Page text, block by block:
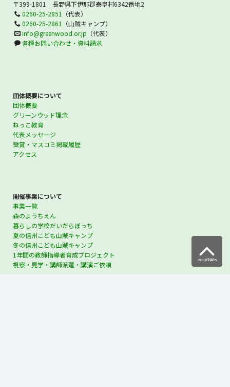
〒399-1801 長野県下伊那郡泰阜村6342番地2
0260-25-2851
（代表）
0260-25-2861
（山賊キャンプ）
info@greenwood.or.jp （代表）
各種お問い合わせ・資料請求
団体概要について
団体概要
グリーンウッド理念
ねっこ教育
代表メッセージ
受賞・マスコミ掲載履歴
アクセス
開催事業について
事業一覧
森のようちえん
暮らしの学校だいだらぼっち
夏の信州こども山賊キャンプ
冬の信州こども山賊キャンプ
1年間の教師指導者育成プロジェクト
視察・見学・講師派遣・講演ご依頼